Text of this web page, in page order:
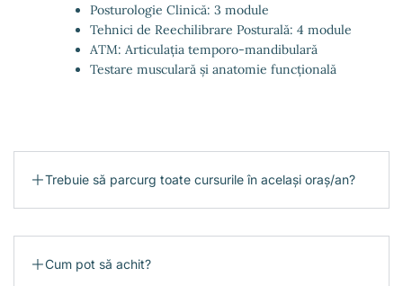
Posturologie Clinică: 3 module
Tehnici de Reechilibrare Posturală: 4 module
ATM: Articulația temporo-mandibulară
Testare musculară și anatomie funcțională
Trebuie să parcurg toate cursurile în același oraș/an?
Cum pot să achit?